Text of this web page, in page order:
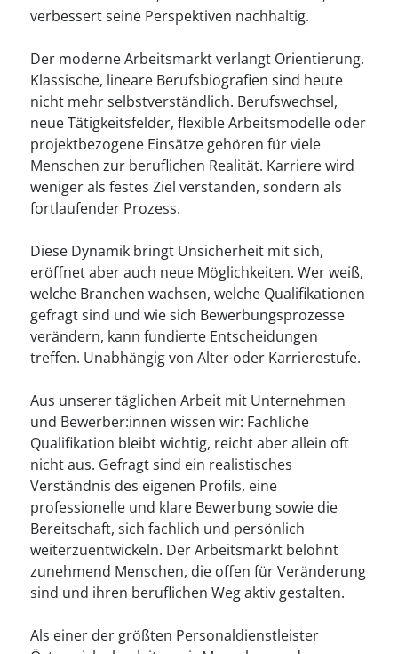
----
----
verbessert seine Perspektiven nachhaltig.
Der moderne Arbeitsmarkt verlangt Orientierung.
Klassische, lineare Berufsbiografien sind heute
nicht mehr selbstverständlich. Berufswechsel,
neue Tätigkeitsfelder, flexible Arbeitsmodelle oder
projektbezogene Einsätze gehören für viele
Menschen zur beruflichen Realität. Karriere wird
weniger als festes Ziel verstanden, sondern als
fortlaufender Prozess.
Diese Dynamik bringt Unsicherheit mit sich,
eröffnet aber auch neue Möglichkeiten. Wer weiß,
welche Branchen wachsen, welche Qualifikationen
gefragt sind und wie sich Bewerbungsprozesse
verändern, kann fundierte Entscheidungen
treffen. Unabhängig von Alter oder Karrierestufe.
Aus unserer täglichen Arbeit mit Unternehmen
und Bewerber:innen wissen wir: Fachliche
Qualifikation bleibt wichtig, reicht aber allein oft
nicht aus. Gefragt sind ein realistisches
Verständnis des eigenen Profils, eine
professionelle und klare Bewerbung sowie die
Bereitschaft, sich fachlich und persönlich
weiterzuentwickeln. Der Arbeitsmarkt belohnt
zunehmend Menschen, die offen für Veränderung
sind und ihren beruflichen Weg aktiv gestalten.
Als einer der größten Personaldienstleister